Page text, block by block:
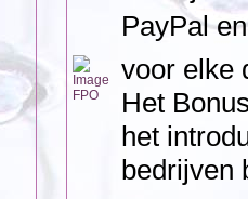
PayPal
voor elke
Het
het
bedrijven